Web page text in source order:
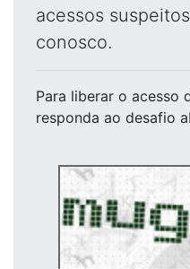
acessos
conosco.
Para liberar o acesso
responda ao desafio